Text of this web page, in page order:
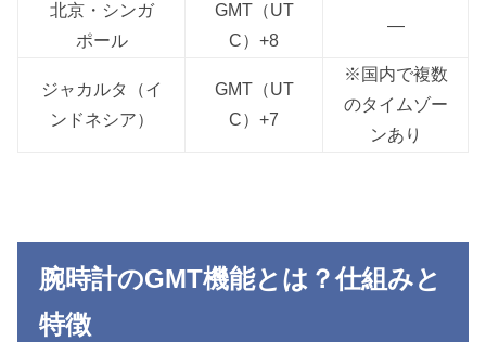
北京・シンガ
ポール
GMT（UT
C）+8
—
ジャカルタ（イ
ンドネシア）
GMT（UT
C）+7
※国内で複数
のタイムゾー
ンあり
腕時計のGMT機能とは？仕組みと
特徴